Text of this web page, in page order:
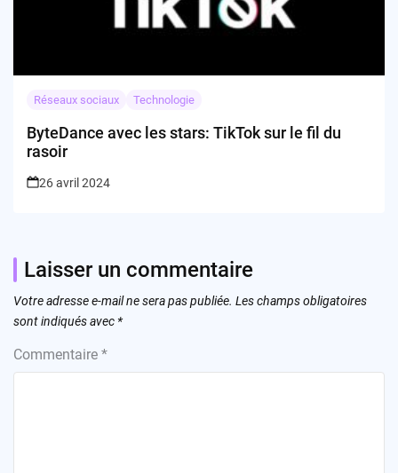
Réseaux sociaux Technologie
ByteDance avec les stars: TikTok sur le fil du
rasoir
26 avril 2024
Laisser un commentaire
Votre adresse e-mail ne sera pas publiée. Les champs obligatoires
sont indiqués avec *
Commentaire *